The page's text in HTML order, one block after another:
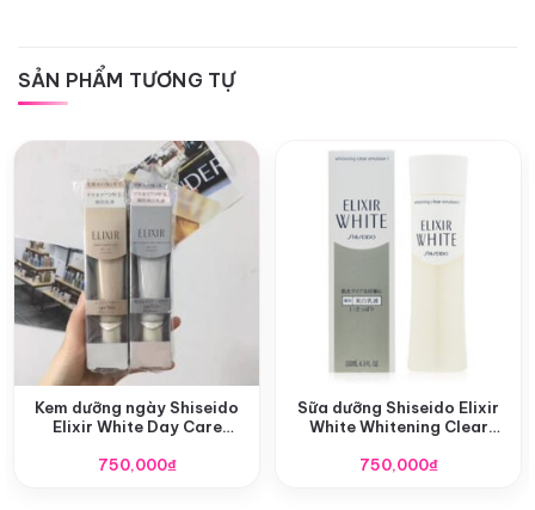
SẢN PHẨM TƯƠNG TỰ
Kem dưỡng ngày Shiseido
Elixir White Day Care
35ml
750,000₫
Sữa dưỡng Shiseido Elixir
White Whitening Clear
750,000₫